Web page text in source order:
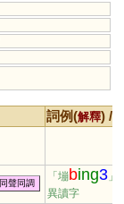
詞例(解釋) /
同聲同調
「塴bing3 」
異讀字